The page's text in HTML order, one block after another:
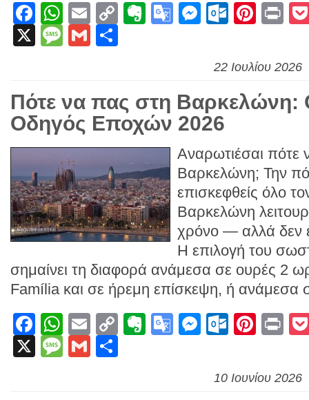
Facebook
WhatsApp
EmailCopyEvernote
Google
X
Message
Gmail
22 Ιουλίου 2026
Πότε να πας στη Βαρκελώνη:
Οδηγός Εποχών 2026
Αναρωτιέσαι πότε
Βαρκελώνη; Την
επισκεφθείς όλο
Βαρκελώνη
χρόνο — αλλά δεν
Η επιλογή του
σημαίνει τη διαφορά ανάμεσα σε ουρές 2
Família και σε ήρεμη επίσκεψη, ή
Facebook
WhatsApp
EmailCopyEvernote
Google
X
Message
Gmail
10 Ιουνίου 2026